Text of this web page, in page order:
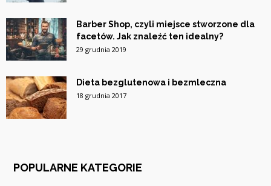
Barber Shop, czyli miejsce stworzone dla
facetów. Jak znaleźć ten idealny?
29 grudnia 2019
Dieta bezglutenowa i bezmleczna
18 grudnia 2017
POPULARNE KATEGORIE